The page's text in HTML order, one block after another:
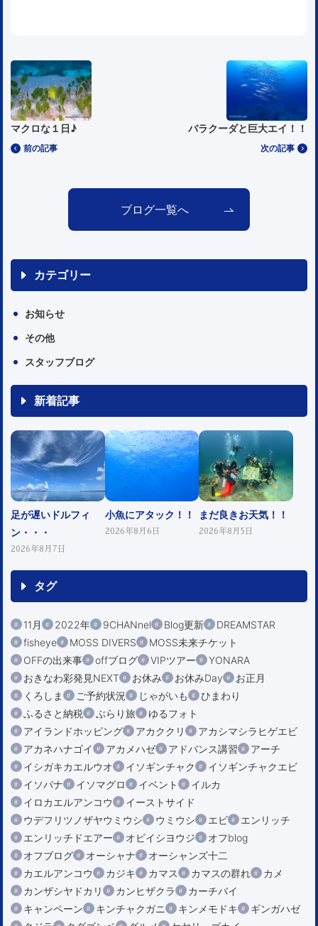
前の記事
マクロな１日♪
次の記事
バラクーダと巨大エイ！！
ブログ一覧へ
カテゴリー
お知らせ
その他
スタッフブログ
新着記事
足が遅いドルフィ
ン・・・
2026年8月7日
小魚にアタック！！
2026年8月6日
まだ良きお天気！！
2026年8月5日
タグ
11月 2022年 9CHANnel Blog更新
DREAMSTAR
fisheye
MOSS DIVERS
MOSS未来チケット
OFFの出来事
offブログ VIPツアー
YONARA
おきなわ彩発見NEXT
お休み お休みDay
お正月
くろしま
ご予約状況 じゃがいも
ひまわり
ふるさと納税
ぶらり旅
ゆるフォト
アイランドホッピング
アカククリ
アカシマシラヒゲエビ
アカネハナゴイ
アカメハゼ アドバンス講習
アーチ
イシガキカエルウオ
イソギンチャク
イソギンチャクエビ
イソバナ
イソマグロ イベント
イルカ
イロカエルアンコウ
イーストサイド
ウデフリツノザヤウミウシ
ウミウシ エビ
エンリッチ
エンリッチドエアー
オビイシヨウジ
オフblog
オフブログ
オーシャナ
オーシャンズ十二
カエルアンコウ
カジキ カマス カマスの群れ
カメ
カンザシヤドカリ
カンヒザクラ
カーチバイ
キャンペーン
キンチャクガニ キンメモドキ
ギンガハゼ